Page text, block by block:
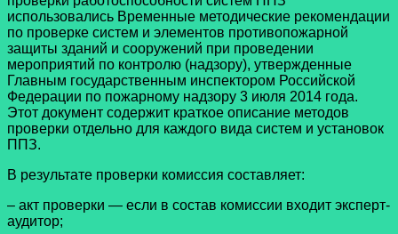
использовались Временные методические рекомендации
по проверке систем и элементов противопожарной
защиты зданий и сооружений при проведении
мероприятий по контролю (надзору), утвержденные
Главным государственным инспектором Российской
Федерации по пожарному надзору 3 июля 2014 года.
Этот документ содержит краткое описание методов
проверки отдельно для каждого вида систем и установок
ППЗ.
В результате проверки комиссия составляет:
– акт проверки — если в состав комиссии входит эксперт-
аудитор;